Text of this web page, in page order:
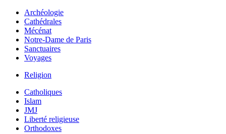
Archéologie
Cathédrales
Mécénat
Notre-Dame de Paris
Sanctuaires
Voyages
Religion
Catholiques
Islam
JMJ
Liberté religieuse
Orthodoxes